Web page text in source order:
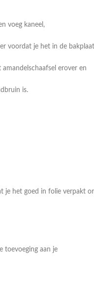
voeg kaneel,
voordat je het in de bakplaat
erover en
is.
je het goed in folie verpakt
toevoeging aan je